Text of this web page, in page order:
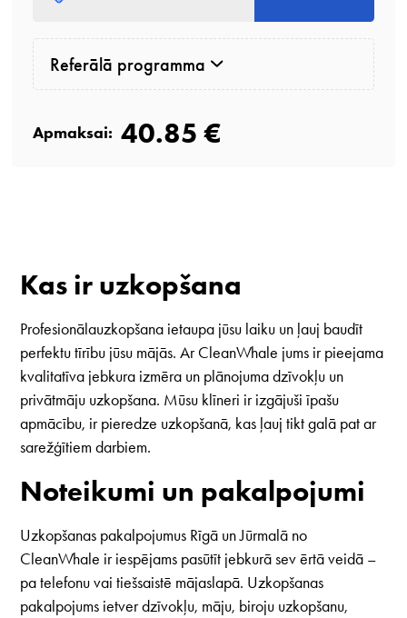
Referālā programma
Apmaksai: 40.85 €
Kas ir uzkopšana
Profesionālauzkopšana ietaupa jūsu laiku un ļauj baudīt
perfektu tīrību jūsu mājās. Ar CleanWhale jums ir pieejama
kvalitatīva jebkura izmēra un plānojuma dzīvokļu un
privātmāju uzkopšana. Mūsu klīneri ir izgājuši īpašu
apmācību, ir pieredze uzkopšanā, kas ļauj tikt galā pat ar
sarežģītiem darbiem.
Noteikumi un pakalpojumi
Uzkopšanas pakalpojumus Rīgā un Jūrmalā no
CleanWhale ir iespējams pasūtīt jebkurā sev ērtā veidā –
pa telefonu vai tiešsaistē mājaslapā. Uzkopšanas
pakalpojums ietver dzīvokļu, māju, biroju uzkopšanu,